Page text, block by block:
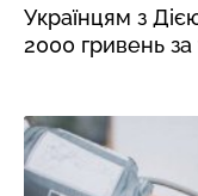
Українцям з
2000 гривень